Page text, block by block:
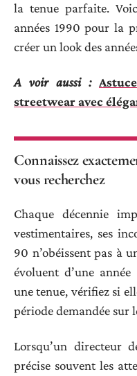
la tenue parfaite.
années 1990 pour la
créer un look des
A voir aussi :
streetwear avec
Connaissez
vous recherchez
Chaque décennie
vestimentaires, ses
90 n’obéissent pas à
évoluent d’une
une tenue, vérifiez si
période demandée sur
Lorsqu’un directeur
précise souvent les